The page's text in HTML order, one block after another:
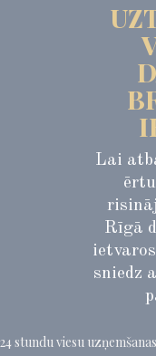
Lai
Rīgā
sniedz
24 stundu viesu